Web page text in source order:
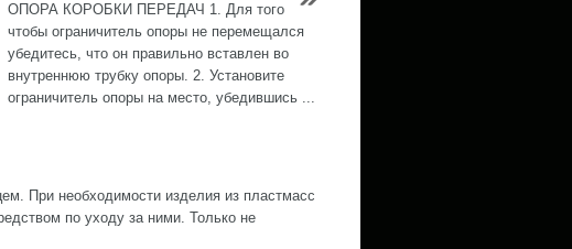
ОПОРА КОРОБКИ ПЕРЕДАЧ 1. Для того
чтобы ограничитель опоры не перемещался
убедитесь, что он правильно вставлен во
внутреннюю трубку опоры. 2. Установите
ограничитель опоры на место, убедившись ...
При необходимости изделия из пластмасс
по уходу за ними. Только не